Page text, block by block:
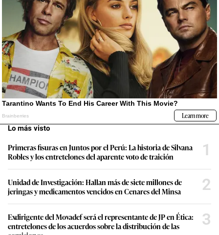
Lo más visto
Primeras fisuras en Juntos por el Perú: La historia de Silvana
Robles y los entretelones del aparente voto de traición
1
Unidad de Investigación: Hallan más de siete millones de
jeringas y medicamentos vencidos en Cenares del Minsa
2
Exdirigente del Movadef será el representante de JP en Ética:
entretelones de los acuerdos sobre la distribución de las
3